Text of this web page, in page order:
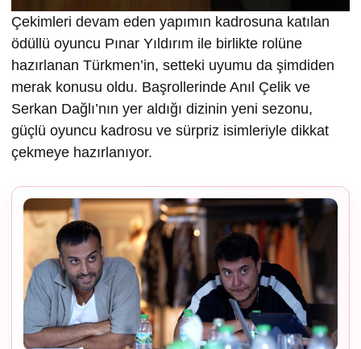
Çekimleri devam eden yapımın kadrosuna katılan
ödüllü oyuncu Pınar Yıldırım ile birlikte rolüne
hazırlanan Türkmen’in, setteki uyumu da şimdiden
merak konusu oldu. Başrollerinde Anıl Çelik ve
Serkan Dağlı’nın yer aldığı dizinin yeni sezonu,
güçlü oyuncu kadrosu ve sürpriz isimleriyle dikkat
çekmeye hazırlanıyor.